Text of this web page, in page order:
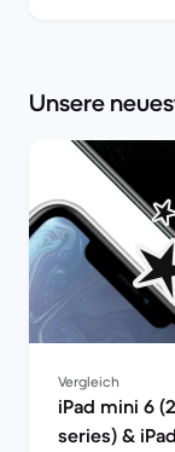
Unsere
Vergleich
iPad mini 6
series) &